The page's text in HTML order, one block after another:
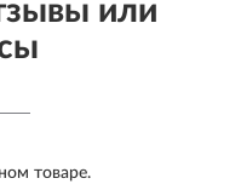
или
товаре.